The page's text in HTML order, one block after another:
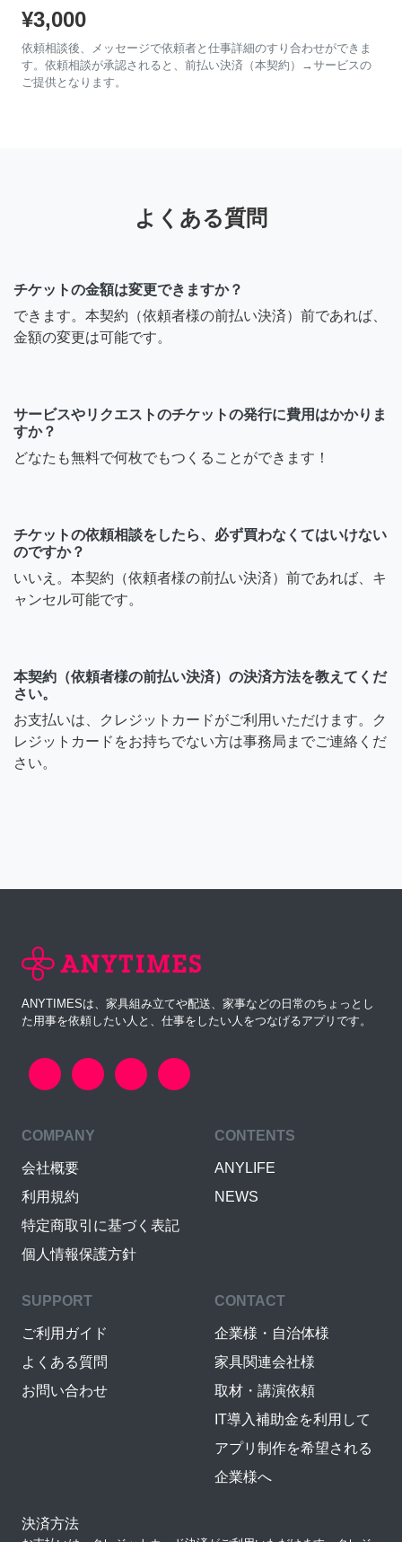
¥3,000
依頼相談後、メッセージで依頼者と仕事詳細のすり合わせができま
す。依頼相談が承認されると、前払い決済（本契約）→サービスの
ご提供となります。
よくある質問
チケットの金額は変更できますか？
できます。本契約（依頼者様の前払い決済）前であれば、
金額の変更は可能です。
サービスやリクエストのチケットの発行に費用はかかりま
すか？
どなたも無料で何枚でもつくることができます！
チケットの依頼相談をしたら、必ず買わなくてはいけない
のですか？
いいえ。本契約（依頼者様の前払い決済）前であれば、キ
ャンセル可能です。
本契約（依頼者様の前払い決済）の決済方法を教えてくだ
さい。
お支払いは、クレジットカードがご利用いただけます。ク
レジットカードをお持ちでない方は事務局までご連絡くだ
さい。
ANYTIMESは、家具組み立てや配送、家事などの日常のちょっとし
た用事を依頼したい人と、仕事をしたい人をつなげるアプリです。
COMPANY
会社概要
利用規約
特定商取引に基づく表記
個人情報保護方針
CONTENTS
ANYLIFE
NEWS
SUPPORT
ご利用ガイド
よくある質問
お問い合わせ
CONTACT
企業様・自治体様
家具関連会社様
取材・講演依頼
IT導入補助金を利用して
アプリ制作を希望される
企業様へ
決済方法